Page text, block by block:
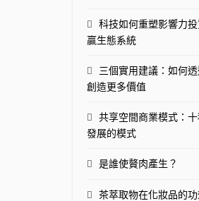
科技如何重塑影響力
贏生態系統
三個實用建議：如何
創造更多價值
共享空間商業模式：
發展的模式
是誰使贅肉產生？
茶萃取物在化妝品的